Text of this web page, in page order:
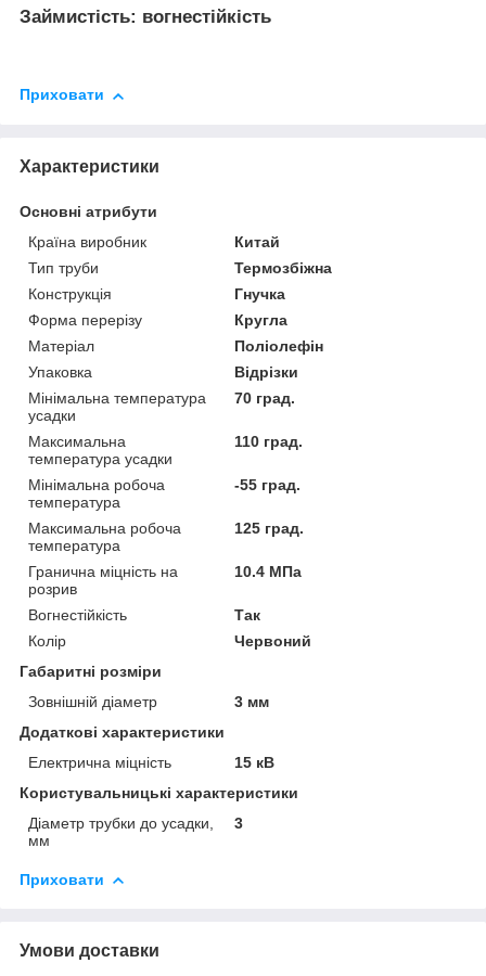
Займистість: вогнестійкість
Приховати
Характеристики
Основні атрибути
Країна виробник
Китай
Тип труби
Термозбіжна
Конструкція
Гнучка
Форма перерізу
Кругла
Матеріал
Поліолефін
Упаковка
Відрізки
Мінімальна температура
усадки
70 град.
Максимальна
температура усадки
110 град.
Мінімальна робоча
температура
-55 град.
Максимальна робоча
температура
125 град.
Гранична міцність на
розрив
10.4 МПа
Вогнестійкість
Так
Колір
Червоний
Габаритні розміри
Зовнішній діаметр
3 мм
Додаткові характеристики
Електрична міцність
15 кВ
Користувальницькі характеристики
Діаметр трубки до усадки,
мм
3
Приховати
Умови доставки